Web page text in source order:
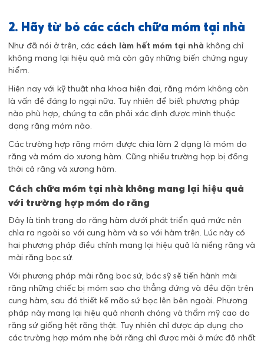
2. Hãy từ bỏ các cách chữa móm tại nhà
Như đã nói ở trên, các cách làm hết móm tại nhà không chỉ
không mang lại hiệu quả mà còn gây những biến chứng nguy
hiểm.
Hiện nay với kỹ thuật nha khoa hiện đại, răng móm không còn
là vấn đề đáng lo ngại nữa. Tuy nhiên để biết phương pháp
nào phù hợp, chúng ta cần phải xác định được mình thuộc
dạng răng móm nào.
Các trường hợp răng móm được chia làm 2 dạng là móm do
răng và móm do xương hàm. Cũng nhiều trường hợp bị đồng
thời cả răng và xương hàm.
Cách chữa móm tại nhà không mang lại hiệu quả
với trường hợp móm do răng
Đây là tình trạng do răng hàm dưới phát triển quá mức nên
chìa ra ngoài so với cung hàm và so với hàm trên. Lúc này có
hai phương pháp điều chỉnh mang lại hiệu quả là niềng răng và
mài răng bọc sứ.
Với phương pháp mài răng bọc sứ, bác sỹ sẽ tiến hành mài
răng những chiếc bị móm sao cho thẳng đứng và đều đặn trên
cung hàm, sau đó thiết kế mão sứ bọc lên bên ngoài. Phương
pháp này mang lại hiệu quả nhanh chóng và thẩm mỹ cao do
răng sứ giống hệt răng thật. Tuy nhiên chỉ được áp dụng cho
các trường hợp móm nhẹ bởi răng chỉ được mài ở mức độ nhất